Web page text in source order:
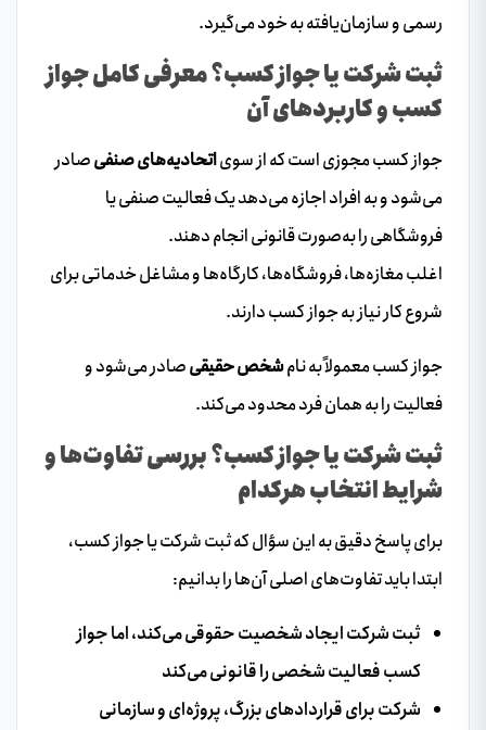
رسمی و سازمان‌یافته به خود می‌گیرد.
ثبت شرکت یا جواز کسب؟ معرفی کامل جواز
کسب و کاربردهای آن
جواز کسب مجوزی است که از سویاتحادیه‌های صنفیصادر
می‌شود و به افراد اجازه می‌دهد یک فعالیت صنفی یا
فروشگاهی را به‌صورت قانونی انجام دهند.
اغلب مغازه‌ها، فروشگاه‌ها، کارگاه‌ها و مشاغل خدماتی برای
شروع کار نیاز به جواز کسب دارند.
جواز کسب معمولاً به نامشخص حقیقیصادر می‌شود و
فعالیت را به همان فرد محدود می‌کند.
ثبت شرکت یا جواز کسب؟ بررسی تفاوت‌ها و
شرایط انتخاب هرکدام
برای پاسخ دقیق به این سؤال که ثبت شرکت یا جواز کسب،
ابتدا باید تفاوت‌های اصلی آن‌ها را بدانیم:
ثبت شرکت ایجاد شخصیت حقوقی می‌کند، اما جواز
کسب فعالیت شخصی را قانونی می‌کند
شرکت برای قراردادهای بزرگ، پروژه‌ای و سازمانی